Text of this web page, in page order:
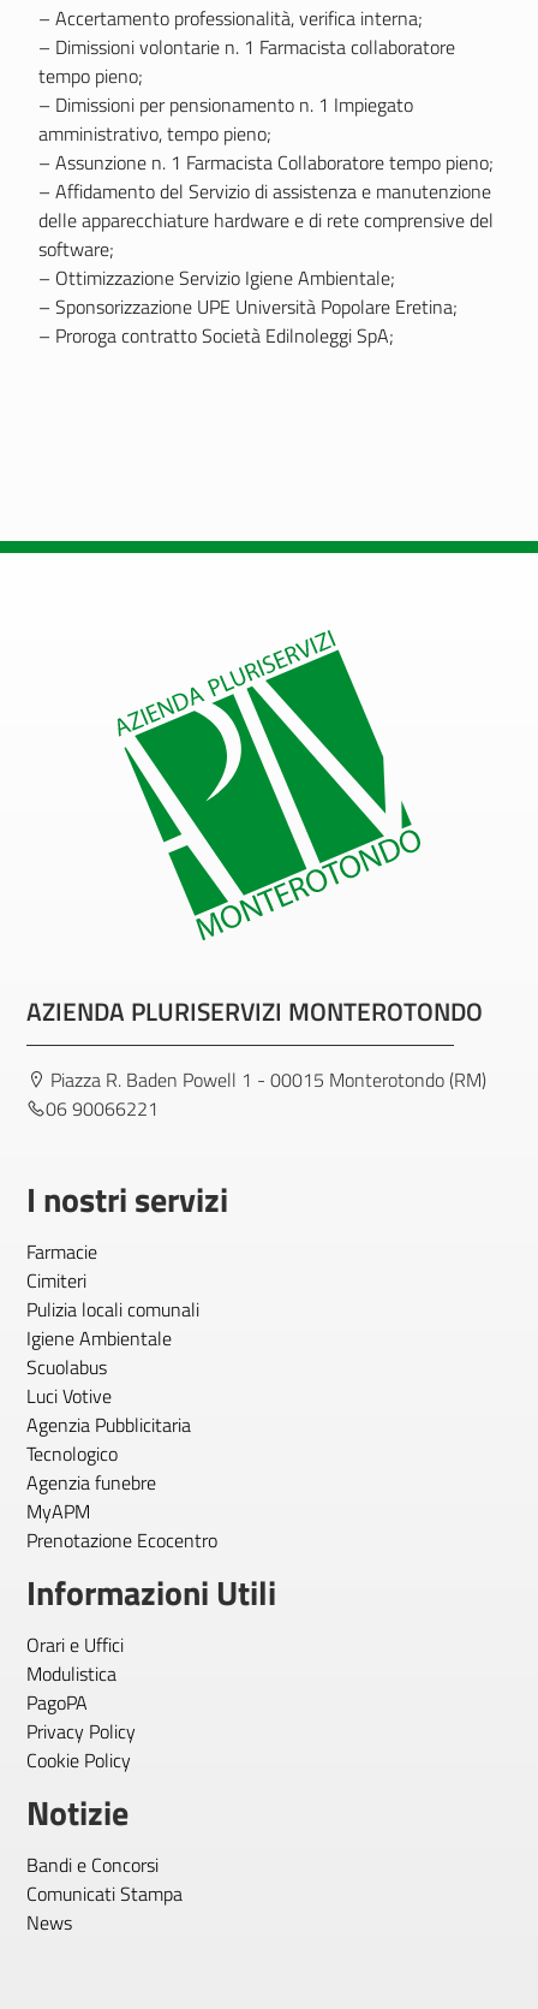
– Accertamento professionalità, verifica interna;
– Dimissioni volontarie n. 1 Farmacista collaboratore
tempo pieno;
– Dimissioni per pensionamento n. 1 Impiegato
amministrativo, tempo pieno;
– Assunzione n. 1 Farmacista Collaboratore tempo pieno;
– Affidamento del Servizio di assistenza e manutenzione
delle apparecchiature hardware e di rete comprensive del
software;
– Ottimizzazione Servizio Igiene Ambientale;
– Sponsorizzazione UPE Università Popolare Eretina;
– Proroga contratto Società Edilnoleggi SpA;
AZIENDA PLURISERVIZI MONTEROTONDO
Piazza R. Baden Powell 1 - 00015 Monterotondo (RM)
06 90066221
I nostri servizi
Farmacie
Cimiteri
Pulizia locali comunali
Igiene Ambientale
Scuolabus
Luci Votive
Agenzia Pubblicitaria
Tecnologico
Agenzia funebre
MyAPM
Prenotazione Ecocentro
Informazioni Utili
Orari e Uffici
Modulistica
PagoPA
Privacy Policy
Cookie Policy
Notizie
Bandi e Concorsi
Comunicati Stampa
News